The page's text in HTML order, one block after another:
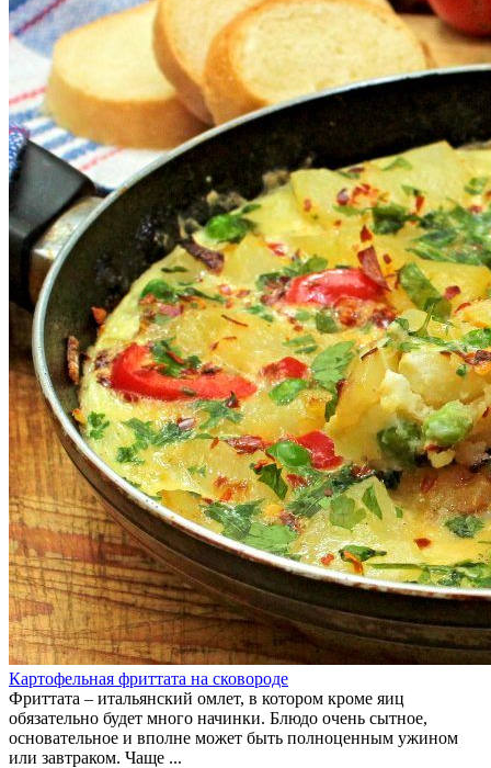
Картофельная фриттата на сковороде
Фриттата – итальянский омлет, в котором кроме яиц
обязательно будет много начинки. Блюдо очень сытное,
основательное и вполне может быть полноценным ужином
или завтраком. Чаще ...